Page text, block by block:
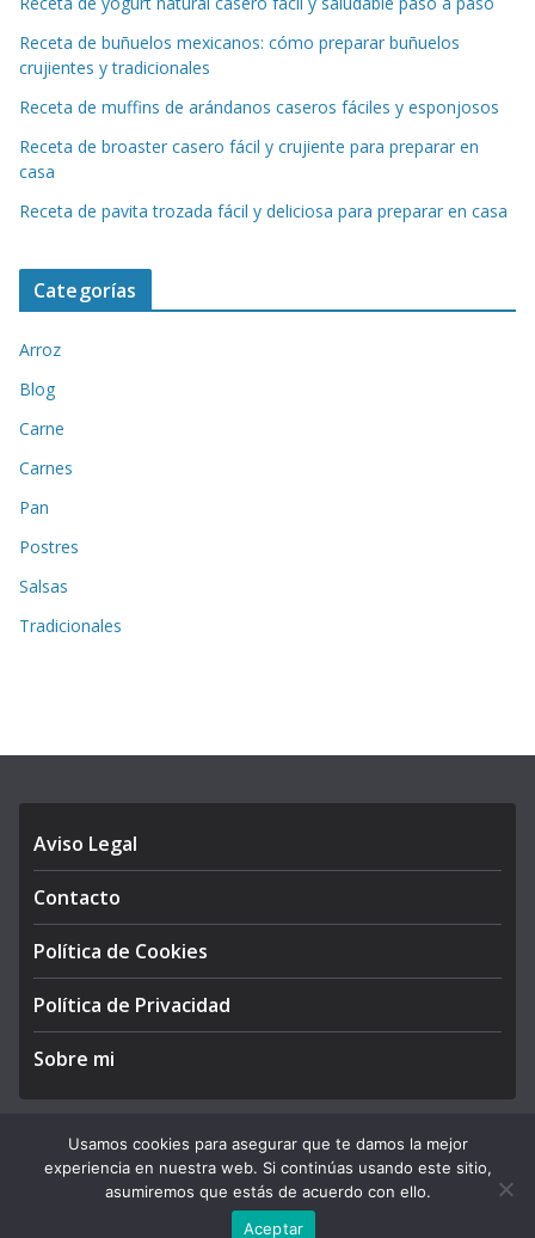
Receta de buñuelos mexicanos: cómo preparar buñuelos
crujientes y tradicionales
Receta de muffins de arándanos caseros fáciles y esponjosos
Receta de broaster casero fácil y crujiente para preparar en
casa
Receta de pavita trozada fácil y deliciosa para preparar en casa
Categorías
Arroz
Blog
Carne
Carnes
Pan
Postres
Salsas
Tradicionales
Aviso Legal
Contacto
Política de Cookies
Política de Privacidad
Sobre mi
Copyright © 2026APEGA Perú. All rights reserved.
by ThemeGrill. Powered by
Usamos cookies para asegurar que te damos la mejor
experiencia en nuestra web. Si continúas usando este sitio,
asumiremos que estás de acuerdo con ello.
Aceptar